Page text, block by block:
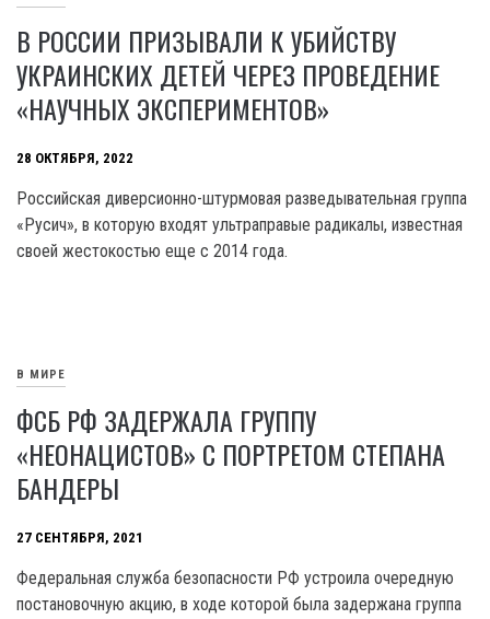
В РОССИИ ПРИЗЫВАЛИ К УБИЙСТВУ
УКРАИНСКИХ ДЕТЕЙ ЧЕРЕЗ ПРОВЕДЕНИЕ
«НАУЧНЫХ ЭКСПЕРИМЕНТОВ»
28 ОКТЯБРЯ, 2022
Российская диверсионно-штурмовая разведывательная группа
«Русич», в которую входят ультраправые радикалы, известная
своей жестокостью еще с 2014 года.
В МИРЕ
ФСБ РФ ЗАДЕРЖАЛА ГРУППУ
«НЕОНАЦИСТОВ» С ПОРТРЕТОМ СТЕПАНА
БАНДЕРЫ
27 СЕНТЯБРЯ, 2021
Федеральная служба безопасности РФ устроила очередную
постановочную акцию, в ходе которой была задержана группа